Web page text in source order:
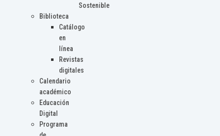
Sostenible
Biblioteca
Catálogo
en
línea
Revistas
digitales
Calendario
académico
Educación
Digital
Programa